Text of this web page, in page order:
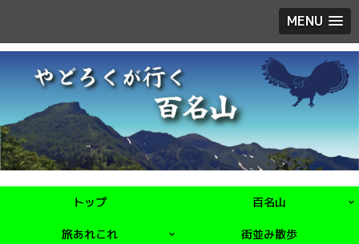
MENU
トップ 百名山
旅あれこれ 街並み散歩